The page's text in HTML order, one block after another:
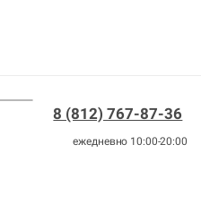
8 (812) 767-87-36
ежедневно 10:00-20:00